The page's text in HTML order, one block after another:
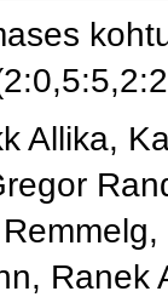
Allika,